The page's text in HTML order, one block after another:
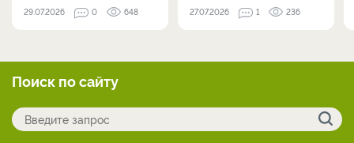
29.07.2026 0 648 27.07.2026 1 236
Поиск по сайту